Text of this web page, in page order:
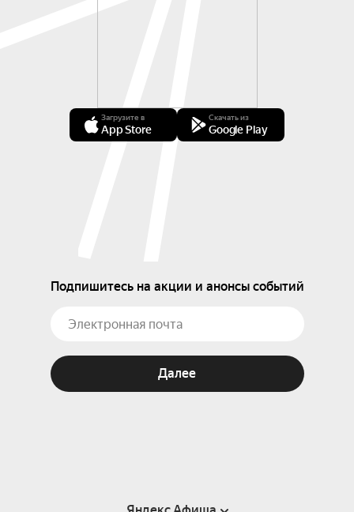
Загрузите в
App Store
Скачать из
Google Play
Подпишитесь на акции и анонсы событий
Далее